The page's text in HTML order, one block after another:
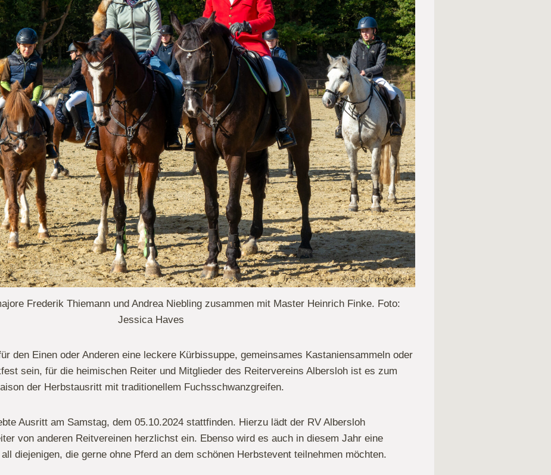
Frederik Thiemann und Andrea Niebling zusammen mit Master Heinrich Finke. Foto:
Jessica Haves
den Einen oder Anderen eine leckere Kürbissuppe, gemeinsames Kastaniensammeln oder
sein, für die heimischen Reiter und Mitglieder des Reitervereins Albersloh ist es zum
der Herbstausritt mit traditionellem Fuchsschwanzgreifen.
Ausritt am Samstag, dem 05.10.2024 stattfinden. Hierzu lädt der RV Albersloh
von anderen Reitvereinen herzlichst ein. Ebenso wird es auch in diesem Jahr eine
diejenigen, die gerne ohne Pferd an dem schönen Herbstevent teilnehmen möchten.